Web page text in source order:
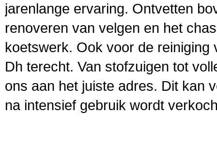
jarenlange ervaring. Ontvetten
renoveren van velgen en het
koetswerk. Ook voor de reiniging
Dh terecht. Van stofzuigen tot
ons aan het juiste adres. Dit kan
na intensief gebruik wordt